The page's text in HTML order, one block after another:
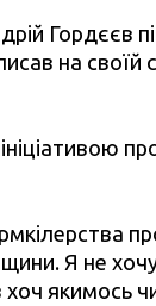
Гордєєв
на своїй
Я не
якимось